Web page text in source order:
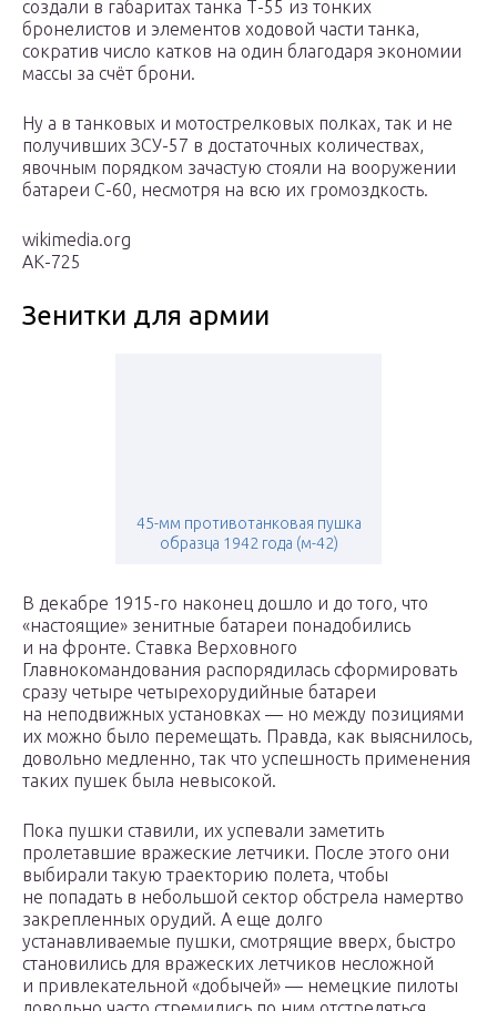
создали в габаритах танка Т-55 из тонких
бронелистов и элементов ходовой части танка,
сократив число катков на один благодаря экономии
массы за счёт брони.
Ну а в танковых и мотострелковых полках, так и не
получивших ЗСУ-57 в достаточных количествах,
явочным порядком зачастую стояли на вооружении
батареи С-60, несмотря на всю их громоздкость.
wikimedia.org
АК-725
Зенитки для армии
45-мм противотанковая пушка
образца 1942 года (м-42)
В декабре 1915-го наконец дошло и до того, что
«настоящие» зенитные батареи понадобились
и на фронте. Ставка Верховного
Главнокомандования распорядилась сформировать
сразу четыре четырехорудийные батареи
на неподвижных установках — но между позициями
их можно было перемещать. Правда, как выяснилось,
довольно медленно, так что успешность применения
таких пушек была невысокой.
Пока пушки ставили, их успевали заметить
пролетавшие вражеские летчики. После этого они
выбирали такую траекторию полета, чтобы
не попадать в небольшой сектор обстрела намертво
закрепленных орудий. А еще долго
устанавливаемые пушки, смотрящие вверх, быстро
становились для вражеских летчиков несложной
и привлекательной «добычей» — немецкие пилоты